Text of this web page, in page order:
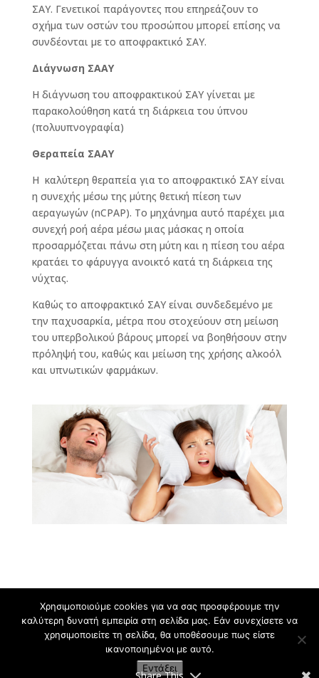
ΣΑΥ. Γενετικοί παράγοντες που επηρεάζουν το
σχήμα των οστών του προσώπου μπορεί επίσης να
συνδέονται με το αποφρακτικό ΣΑΥ.
Διάγνωση ΣΑΑΥ
Η διάγνωση του αποφρακτικού ΣΑΥ γίνεται με
παρακολούθηση κατά τη διάρκεια του ύπνου
(πολυυπνογραφία)
Θεραπεία ΣΑΑΥ
Η καλύτερη θεραπεία για το αποφρακτικό ΣΑΥ είναι
η συνεχής μέσω της μύτης θετική πίεση των
αεραγωγών (nCPAP). Το μηχάνημα αυτό παρέχει μια
συνεχή ροή αέρα μέσω μιας μάσκας η οποία
προσαρμόζεται πάνω στη μύτη και η πίεση του αέρα
κρατάει το φάρυγγα ανοικτό κατά τη διάρκεια της
νύχτας.
Καθώς το αποφρακτικό ΣΑΥ είναι συνδεδεμένο με
την παχυσαρκία, μέτρα που στοχεύουν στη μείωση
του υπερβολικού βάρους μπορεί να βοηθήσουν στην
πρόληψή του, καθώς και μείωση της χρήσης αλκοόλ
και υπνωτικών φαρμάκων.
Μίνα Πασπαλά - Πνευμονολόγος | Βασιλικής
Ταβάκη 9, Θέρμη Θεσσαλονίκης, Τ: 2310465900 |
Όροι χρήσης
Χρησιμοποιούμε cookies για να σας προσφέρουμε την
καλύτερη δυνατή εμπειρία στη σελίδα μας. Εάν συνεχίσετε να
χρησιμοποιείτε τη σελίδα, θα υποθέσουμε πως είστε
ικανοποιημένοι με αυτό.
Εντάξει